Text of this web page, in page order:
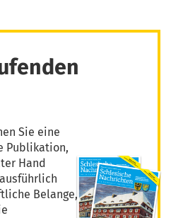
Sie eine
Publikation,
Hand
Belange,